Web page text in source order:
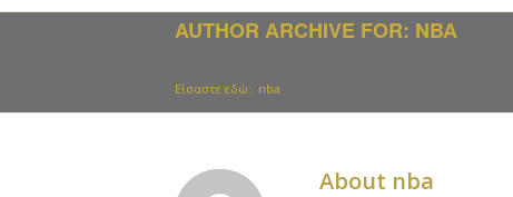
AUTHOR ARCHIVE FOR: NBA
Είσαστε εδώ: nba
About nba